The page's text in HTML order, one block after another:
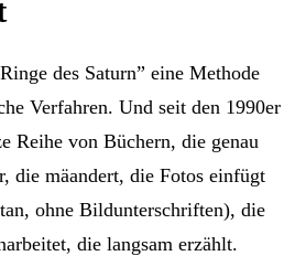
des Saturn” eine Methode
Verfahren. Und seit den 1990er
Reihe von Büchern, die genau
die mäandert, die Fotos einfügt
ohne Bildunter­schriften), die
die langsam erzählt.